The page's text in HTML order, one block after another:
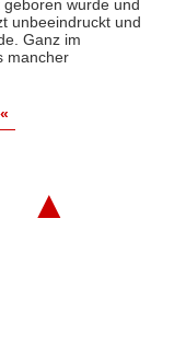
wurde und
unbeeindruckt und
Ganz im
mancher
▲